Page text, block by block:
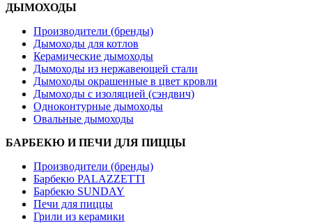
ДЫМОХОДЫ
Производители (бренды)
Дымоходы для котлов
Керамические дымоходы
Дымоходы из нержавеющей стали
Дымоходы окрашенные в цвет кровли
Дымоходы с изоляцией (сэндвич)
Одноконтурные дымоходы
Овальные дымоходы
БАРБЕКЮ И ПЕЧИ ДЛЯ ПИЦЦЫ
Производители (бренды)
Барбекю PALAZZETTI
Барбекю SUNDAY
Печи для пиццы
Грили из керамики